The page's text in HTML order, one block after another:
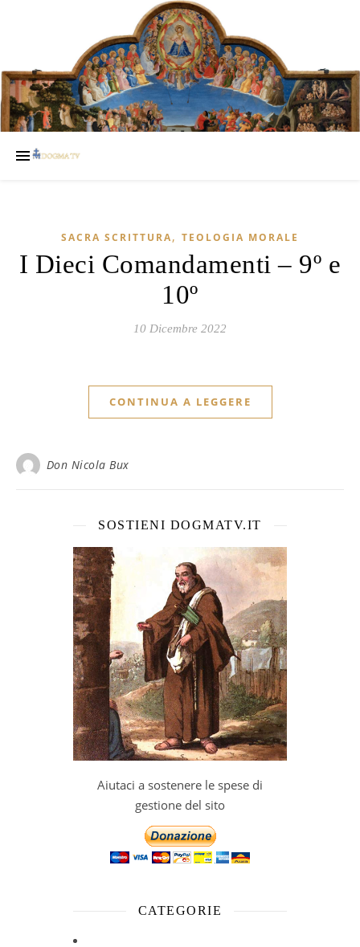
SACRA SCRITTURA, TEOLOGIA MORALE
I Dieci Comandamenti – 9º e
10º
10 Dicembre 2022
CONTINUA A LEGGERE
Don Nicola Bux
SOSTIENI DOGMATV.IT
Aiutaci a sostenere le spese di
gestione del sito
CATEGORIE